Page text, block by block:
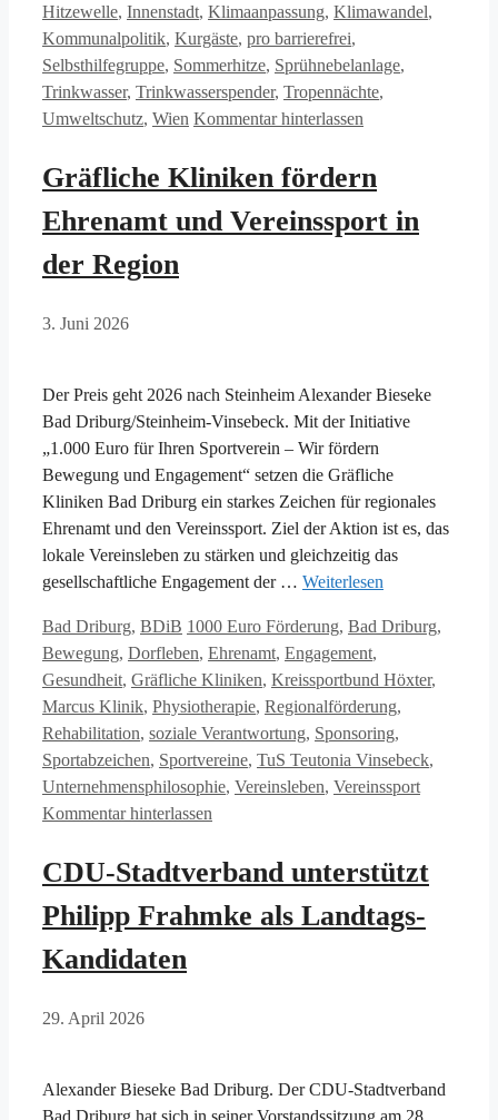
Hitzewelle, Innenstadt, Klimaanpassung, Klimawandel,
Kommunalpolitik, Kurgäste, pro barrierefrei,
Selbsthilfegruppe, Sommerhitze, Sprühnebelanlage,
Trinkwasser, Trinkwasserspender, Tropennächte,
Umweltschutz, Wien Kommentar hinterlassen
Gräfliche Kliniken fördern
Ehrenamt und Vereinssport in
der Region
3. Juni 2026
Der Preis geht 2026 nach Steinheim Alexander Bieseke
Bad Driburg/Steinheim-Vinsebeck. Mit der Initiative
„1.000 Euro für Ihren Sportverein – Wir fördern
Bewegung und Engagement“ setzen die Gräfliche
Kliniken Bad Driburg ein starkes Zeichen für regionales
Ehrenamt und den Vereinssport. Ziel der Aktion ist es, das
lokale Vereinsleben zu stärken und gleichzeitig das
gesellschaftliche Engagement der … Weiterlesen
Kategorien
Bad Driburg, BDiB Schlagwörter
1000 Euro Förderung, Bad Driburg,
Bewegung, Dorfleben, Ehrenamt, Engagement,
Gesundheit, Gräfliche Kliniken, Kreissportbund Höxter,
Marcus Klinik, Physiotherapie, Regionalförderung,
Rehabilitation, soziale Verantwortung, Sponsoring,
Sportabzeichen, Sportvereine, TuS Teutonia Vinsebeck,
Unternehmensphilosophie, Vereinsleben, Vereinssport
Kommentar hinterlassen
CDU-Stadtverband unterstützt
Philipp Frahmke als Landtags-
Kandidaten
29. April 2026
Alexander Bieseke Bad Driburg. Der CDU-Stadtverband
Bad Driburg hat sich in seiner Vorstandssitzung am 28.